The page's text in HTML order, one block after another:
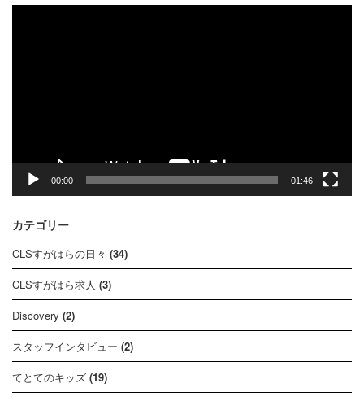
00:00 01:46
カテゴリー
CLSすがはらの日々 (34)
CLSすがはら求人 (3)
Discovery (2)
スタッフインタビュー (2)
てとてのキッズ (19)